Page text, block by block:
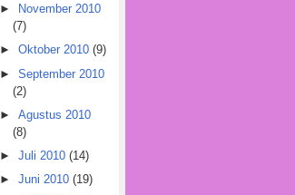
►
November 2010
(7)
► Oktober 2010 (9)
► September 2010
(2)
► Agustus 2010
(8)
► Juli 2010 (14)
► Juni 2010 (19)